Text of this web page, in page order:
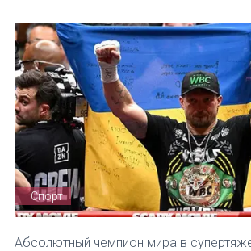
Спорт
Абсолютный чемпион мира в